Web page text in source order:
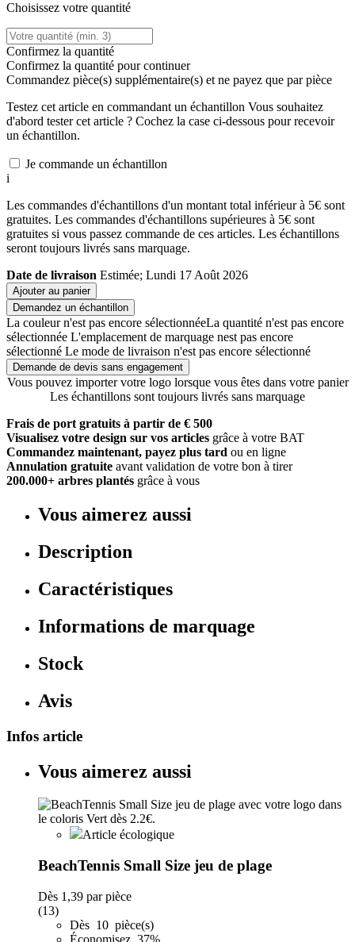
Choisissez votre quantité
Confirmez la quantité
Confirmez la quantité pour continuer
Commandez pièce(s) supplémentaire(s) et ne payez que par pièce
Testez cet article en commandant un échantillon Vous souhaitez
d'abord tester cet article ? Cochez la case ci-dessous pour recevoir
un échantillon.
Je commande un échantillon
i
Les commandes d'échantillons d'un montant total inférieur à 5€ sont
gratuites. Les commandes d'échantillons supérieures à 5€ sont
gratuites si vous passez commande de ces articles. Les échantillons
seront toujours livrés sans marquage.
Date de livraison Estimée; Lundi 17 Août 2026
Ajouter au panier
Demandez un échantillon
La couleur n'est pas encore sélectionnéeLa quantité n'est pas encore
sélectionnée L'emplacement de marquage nest pas encore
sélectionné Le mode de livraison n'est pas encore sélectionné
Demande de devis sans engagement
Vous pouvez importer votre logo lorsque vous êtes dans votre panier
Les échantillons sont toujours livrés sans marquage
Frais de port gratuits à partir de € 500
Visualisez votre design sur vos articles grâce à votre BAT
Commandez maintenant, payez plus tard ou en ligne
Annulation gratuite avant validation de votre bon à tirer
200.000+ arbres plantés grâce à vous
Vous aimerez aussi
Description
Caractéristiques
Informations de marquage
Stock
Avis
Infos article
Vous aimerez aussi
Article écologique
BeachTennis Small Size jeu de plage
Dès 1,39 par pièce
(13)
Dès 10 pièce(s)
Économisez 37%